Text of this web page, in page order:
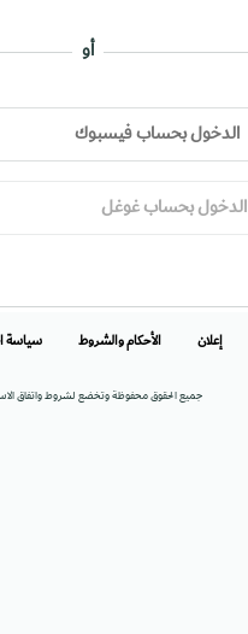
أو
الدخول بحساب فيسبوك
الدخول بحساب غوغل
جميع الحقوق محفوظة وتخضع لشروط واتفاق
إعلان الأحكام والشروط سياسة